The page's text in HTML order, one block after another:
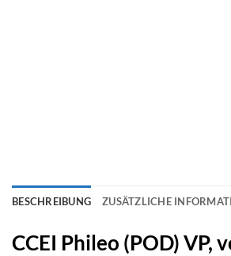
BESCHREIBUNG ZUSÄTZLICHE
CCEI Phileo (POD) VP,